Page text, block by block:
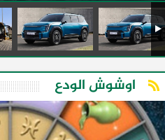
اوشوش الودع